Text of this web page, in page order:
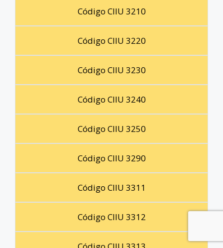
Código CIIU 3210
Código CIIU 3220
Código CIIU 3230
Código CIIU 3240
Código CIIU 3250
Código CIIU 3290
Código CIIU 3311
Código CIIU 3312